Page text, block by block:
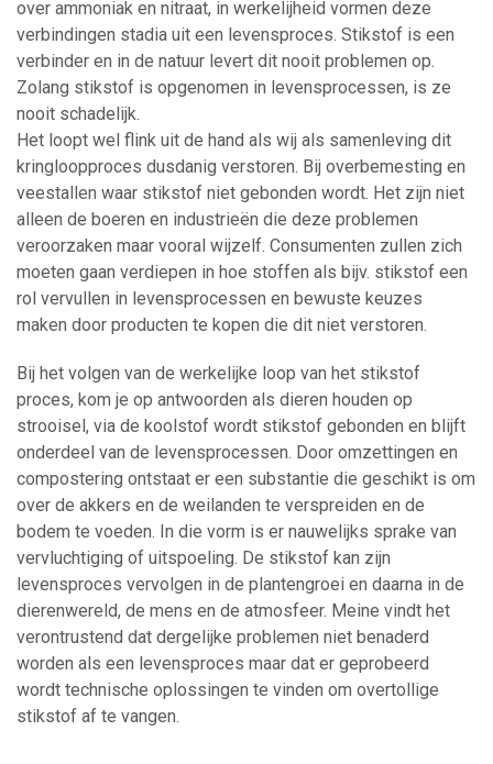
over ammoniak en nitraat, in werkelijheid vormen deze
verbindingen stadia uit een levensproces. Stikstof is een
verbinder en in de natuur levert dit nooit problemen op.
Zolang stikstof is opgenomen in levensprocessen, is ze
nooit schadelijk.
Het loopt wel flink uit de hand als wij als samenleving dit
kringloopproces dusdanig verstoren. Bij overbemesting en
veestallen waar stikstof niet gebonden wordt. Het zijn niet
alleen de boeren en industrieën die deze problemen
veroorzaken maar vooral wijzelf. Consumenten zullen zich
moeten gaan verdiepen in hoe stoffen als bijv. stikstof een
rol vervullen in levensprocessen en bewuste keuzes
maken door producten te kopen die dit niet verstoren.
Bij het volgen van de werkelijke loop van het stikstof
proces, kom je op antwoorden als dieren houden op
strooisel, via de koolstof wordt stikstof gebonden en blijft
onderdeel van de levensprocessen. Door omzettingen en
compostering ontstaat er een substantie die geschikt is om
over de akkers en de weilanden te verspreiden en de
bodem te voeden. In die vorm is er nauwelijks sprake van
vervluchtiging of uitspoeling. De stikstof kan zijn
levensproces vervolgen in de plantengroei en daarna in de
dierenwereld, de mens en de atmosfeer. Meine vindt het
verontrustend dat dergelijke problemen niet benaderd
worden als een levensproces maar dat er geprobeerd
wordt technische oplossingen te vinden om overtollige
stikstof af te vangen.